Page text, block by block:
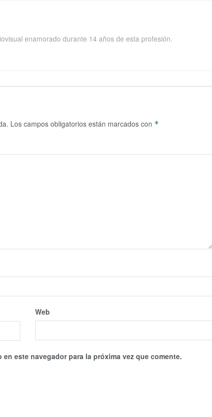
enamorado durante 14 años de esta profesión.
Los campos obligatorios están marcados con *
Web
este navegador para la próxima vez que comente.